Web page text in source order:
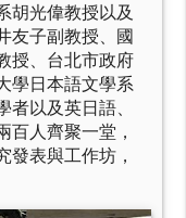
胡光偉教授以及
友子副教授、國
授、台北市政府
學日本語文學系
以及英日語、
百人齊聚一堂，
發表與工作坊，